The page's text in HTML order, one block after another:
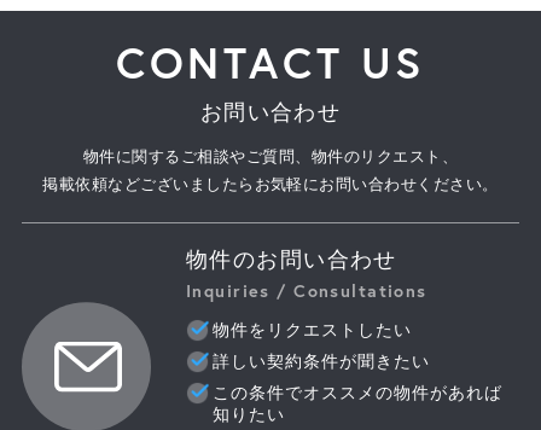
CONTACT US
お問い合わせ
物件に関するご相談やご質問、物件のリクエスト、
掲載依頼などございましたらお気軽にお問い合わせください。
物件のお問い合わせ
Inquiries / Consultations
物件をリクエストしたい
詳しい契約条件が聞きたい
この条件でオススメの物件があれば
知りたい